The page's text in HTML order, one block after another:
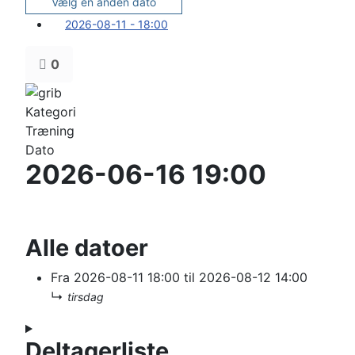
2026-08-11 - 18:00
0
Kategori
Træning
Dato
2026-06-16 19:00
Alle datoer
Fra 2026-08-11 18:00 til 2026-08-12 14:00
↳ tirsdag